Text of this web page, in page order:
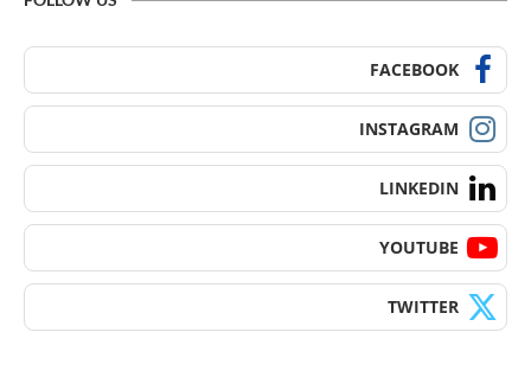
FACEBOOK
INSTAGRAM
LINKEDIN
YOUTUBE
TWITTER